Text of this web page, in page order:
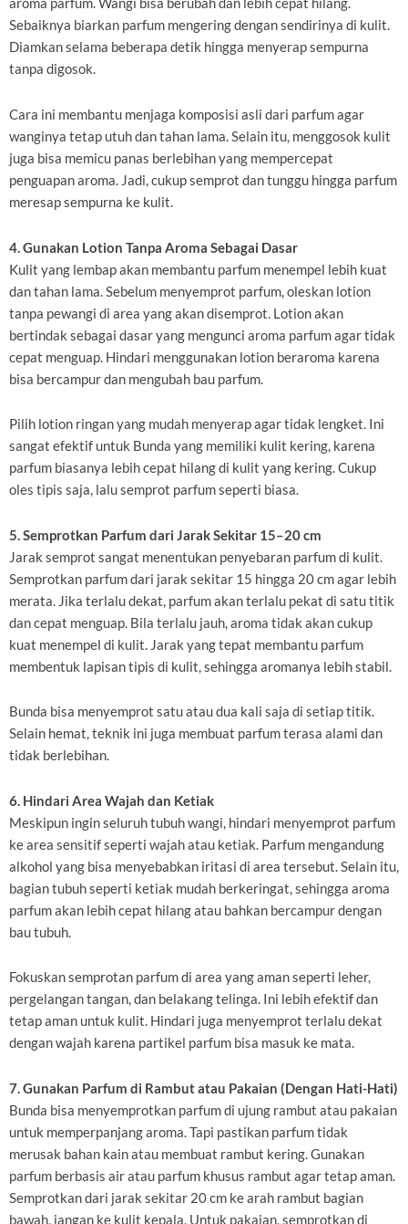
aroma parfum. Wangi bisa berubah dan lebih cepat hilang.
Sebaiknya biarkan parfum mengering dengan sendirinya di kulit.
Diamkan selama beberapa detik hingga menyerap sempurna
tanpa digosok.
Cara ini membantu menjaga komposisi asli dari parfum agar
wanginya tetap utuh dan tahan lama. Selain itu, menggosok kulit
juga bisa memicu panas berlebihan yang mempercepat
penguapan aroma. Jadi, cukup semprot dan tunggu hingga parfum
meresap sempurna ke kulit.
4. Gunakan Lotion Tanpa Aroma Sebagai Dasar
Kulit yang lembap akan membantu parfum menempel lebih kuat
dan tahan lama. Sebelum menyemprot parfum, oleskan lotion
tanpa pewangi di area yang akan disemprot. Lotion akan
bertindak sebagai dasar yang mengunci aroma parfum agar tidak
cepat menguap. Hindari menggunakan lotion beraroma karena
bisa bercampur dan mengubah bau parfum.
Pilih lotion ringan yang mudah menyerap agar tidak lengket. Ini
sangat efektif untuk Bunda yang memiliki kulit kering, karena
parfum biasanya lebih cepat hilang di kulit yang kering. Cukup
oles tipis saja, lalu semprot parfum seperti biasa.
5. Semprotkan Parfum dari Jarak Sekitar 15–20 cm
Jarak semprot sangat menentukan penyebaran parfum di kulit.
Semprotkan parfum dari jarak sekitar 15 hingga 20 cm agar lebih
merata. Jika terlalu dekat, parfum akan terlalu pekat di satu titik
dan cepat menguap. Bila terlalu jauh, aroma tidak akan cukup
kuat menempel di kulit. Jarak yang tepat membantu parfum
membentuk lapisan tipis di kulit, sehingga aromanya lebih stabil.
Bunda bisa menyemprot satu atau dua kali saja di setiap titik.
Selain hemat, teknik ini juga membuat parfum terasa alami dan
tidak berlebihan.
6. Hindari Area Wajah dan Ketiak
Meskipun ingin seluruh tubuh wangi, hindari menyemprot parfum
ke area sensitif seperti wajah atau ketiak. Parfum mengandung
alkohol yang bisa menyebabkan iritasi di area tersebut. Selain itu,
bagian tubuh seperti ketiak mudah berkeringat, sehingga aroma
parfum akan lebih cepat hilang atau bahkan bercampur dengan
bau tubuh.
Fokuskan semprotan parfum di area yang aman seperti leher,
pergelangan tangan, dan belakang telinga. Ini lebih efektif dan
tetap aman untuk kulit. Hindari juga menyemprot terlalu dekat
dengan wajah karena partikel parfum bisa masuk ke mata.
7. Gunakan Parfum di Rambut atau Pakaian (Dengan Hati-Hati)
Bunda bisa menyemprotkan parfum di ujung rambut atau pakaian
untuk memperpanjang aroma. Tapi pastikan parfum tidak
merusak bahan kain atau membuat rambut kering. Gunakan
parfum berbasis air atau parfum khusus rambut agar tetap aman.
Semprotkan dari jarak sekitar 20 cm ke arah rambut bagian
bawah, jangan ke kulit kepala. Untuk pakaian, semprotkan di